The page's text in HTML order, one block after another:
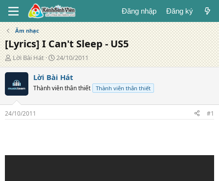
Đăng nhập Đăng ký
Âm nhạc
[Lyrics] I Can't Sleep - US5
T
á
c
g
i
ả
Lời Bài Hát
N
g
à
y
đ
g
24/10/2011
Lời Bài Hát
Thành viên thân thiết Thành viên thân thiết
24/10/2011 #1